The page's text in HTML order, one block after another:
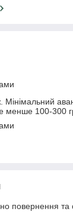
Мінімальний
менше 100-300
повернення та